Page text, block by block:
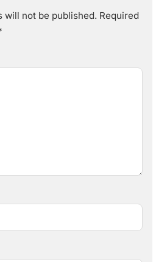
will not be published. Required